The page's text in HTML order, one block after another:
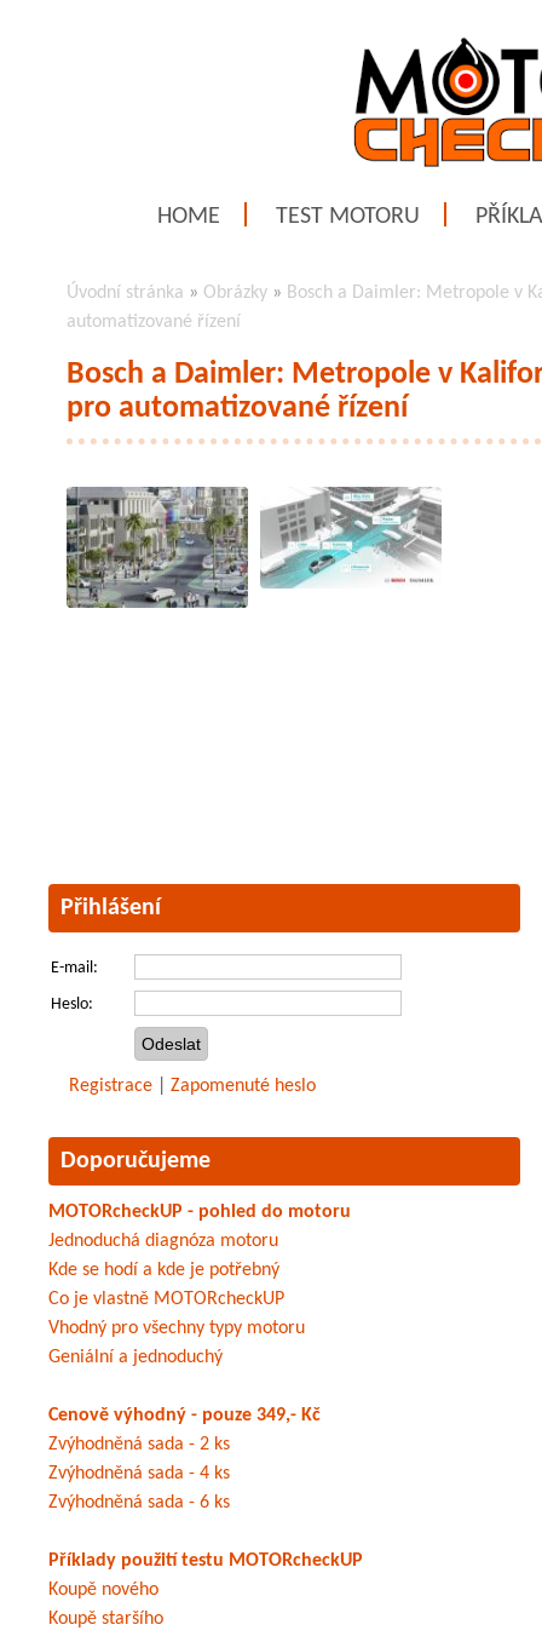
HOME TEST MOTORU
Úvodní stránka » Obrázky » Bosch a Daimler: Metropole v
automatizované řízení
Bosch a Daimler: Metropole v
pro automatizované řízení
Přihlášení
E-mail:
Heslo:
Registrace Zapomenuté heslo
Doporučujeme
MOTORcheckUP - pohled do motoru
Jednoduchá diagnóza motoru
Kde se hodí a kde je potřebný
Co je vlastně MOTORcheckUP
Vhodný pro všechny typy motoru
Geniální a jednoduchý
Cenově výhodný - pouze 349,- Kč
Zvýhodněná sada - 2 ks
Zvýhodněná sada - 4 ks
Zvýhodněná sada - 6 ks
Příklady použití testu MOTORcheckUP
Koupě nového
Koupě staršího